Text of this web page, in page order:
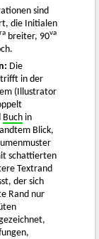
sind
die Initialen
ra breiter, 90va
Die
in der
(Illustrator
Buch in
Blick,
schattierten
Textrand
der sich
Rand nur